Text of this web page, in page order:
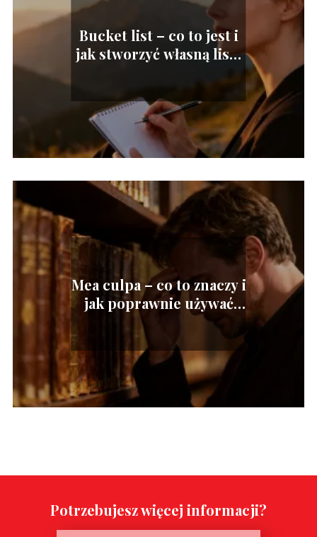
Bucket list – co to jest i
jak stworzyć własną listę
Mea culpa – co to znaczy i
jak poprawnie używać
tego zwrotu?
Potrzebujesz więcej informacji?